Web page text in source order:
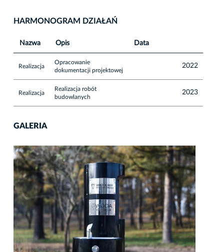
HARMONOGRAM DZIAŁAŃ
Nazwa Opis Data
Realizacja
Opracowanie
dokumentacji projektowej
2022
Realizacja
Realizacja robót
budowlanych
2023
GALERIA